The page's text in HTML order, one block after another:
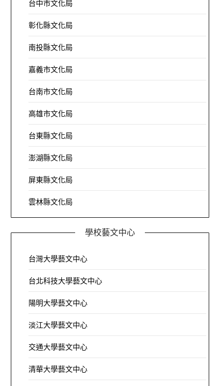
台中市文化局
彰化縣文化局
南投縣文化局
嘉義市文化局
台南市文化局
高雄市文化局
台東縣文化局
澎湖縣文化局
屏東縣文化局
雲林縣文化局
學校藝文中心
台灣大學藝文中心
台北科技大學藝文中心
陽明大學藝文中心
淡江大學藝文中心
交通大學藝文中心
清華大學藝文中心